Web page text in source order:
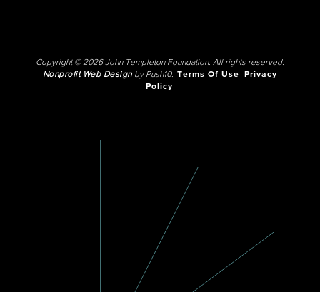
Copyright © 2026 John Templeton Foundation. All rights reserved.
Nonprofit Web Designby Push10. Terms Of Use
Privacy
Policy